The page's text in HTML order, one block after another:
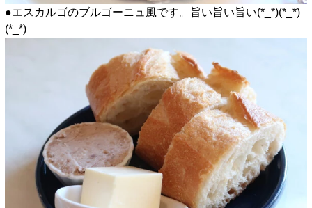
●エスカルゴのブルゴーニュ風です。旨い旨い旨い(*_*)(*_*)
(*_*)